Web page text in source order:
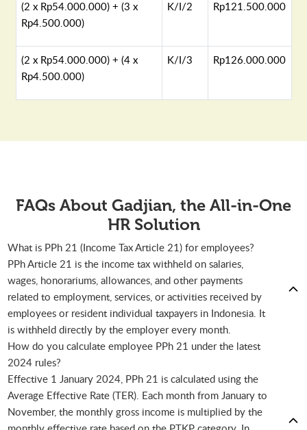
(2 x Rp54.000.000) + (3 x
Rp4.500.000)
K/I/2 Rp121.500.000
(2 x Rp54.000.000) + (4 x
Rp4.500.000)
K/I/3 Rp126.000.000
FAQs About Gadjian, the All-in-One
HR Solution
What is PPh 21 (Income Tax Article 21) for employees?
PPh Article 21 is the income tax withheld on salaries,
wages, honorariums, allowances, and other payments
related to employment, services, or activities received by
employees or resident individual taxpayers in Indonesia. It
is withheld directly by the employer every month.
How do you calculate employee PPh 21 under the latest
2024 rules?
Effective 1 January 2024, PPh 21 is calculated using the
Average Effective Rate (TER). Each month from January to
November, the monthly gross income is multiplied by the